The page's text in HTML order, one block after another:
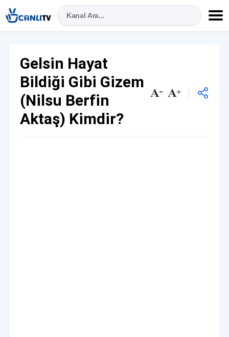
Gelsin Hayat
Bildiği Gibi Gizem
(Nilsu Berfin
Aktaş) Kimdir?